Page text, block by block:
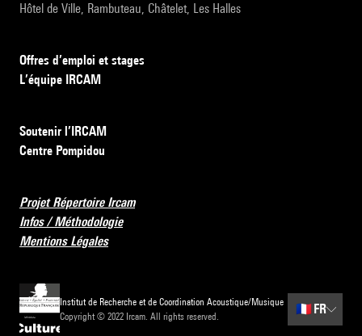
Hôtel de Ville, Rambuteau, Châtelet, Les Halles
Offres d’emploi et stages
L’équipe IRCAM
Soutenir l’IRCAM
Centre Pompidou
Projet Répertoire Ircam
Infos / Méthodologie
Mentions Légales
Institut de Recherche et de Coordination Acoustique/Musique
Copyright © 2022 Ircam. All rights reserved.
🇫🇷 FR